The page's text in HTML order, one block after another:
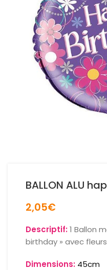
BALLON ALU
2,05€
Descriptif:1 Ballon
birthday » avec fleurs
Dimensions: 45cm